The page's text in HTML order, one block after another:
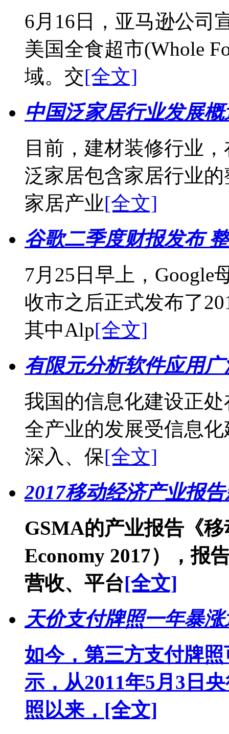
6月16日，亚马逊公司
美国全食超市(Whole
域。交[全文]
中国泛家居行业发展概
目前，建材装修行业
泛家居包含家居行业
家居产业[全文]
谷歌二季度财报发布
7月25日早上，Google
收市之后正式发布了
其中Alp[全文]
有限元分析软件应用
我国的信息化建设正
全产业的发展受信息
深入、保[全文]
2017移动经济产业报
GSMA的产业报告《
Economy 2017），报
营收、平台[全文]
天价支付牌照一年暴
如今，第三方支付牌
示，从2011年5月3日
照以来， [全文]